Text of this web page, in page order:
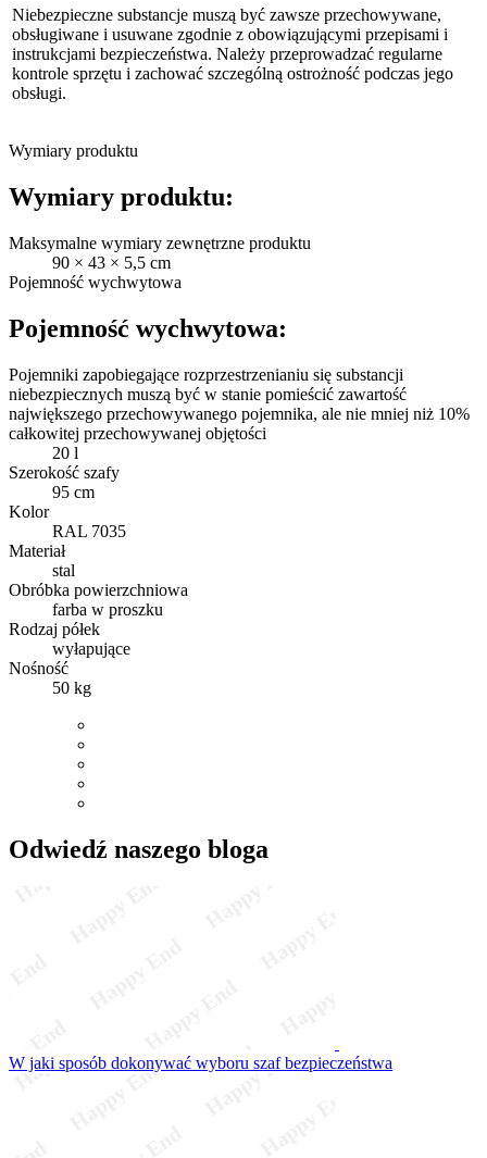
Niebezpieczne substancje muszą być zawsze przechowywane,
obsługiwane i usuwane zgodnie z obowiązującymi przepisami i
instrukcjami bezpieczeństwa. Należy przeprowadzać regularne
kontrole sprzętu i zachować szczególną ostrożność podczas jego
obsługi.
Wymiary produktu
Wymiary produktu:
Maksymalne wymiary zewnętrzne produktu
90 × 43 × 5,5 cm
Pojemność wychwytowa
Pojemność wychwytowa:
Pojemniki zapobiegające rozprzestrzenianiu się substancji
niebezpiecznych muszą być w stanie pomieścić zawartość
największego przechowywanego pojemnika, ale nie mniej niż 10%
całkowitej przechowywanej objętości
20 l
Szerokość szafy
95 cm
Kolor
RAL 7035
Materiał
stal
Obróbka powierzchniowa
farba w proszku
Rodzaj półek
wyłapujące
Nośność
50 kg
Odwiedź naszego bloga
W jaki sposób dokonywać wyboru szaf bezpieczeństwa